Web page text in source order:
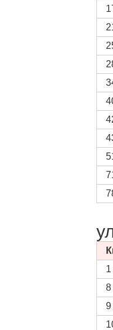
1
8
9